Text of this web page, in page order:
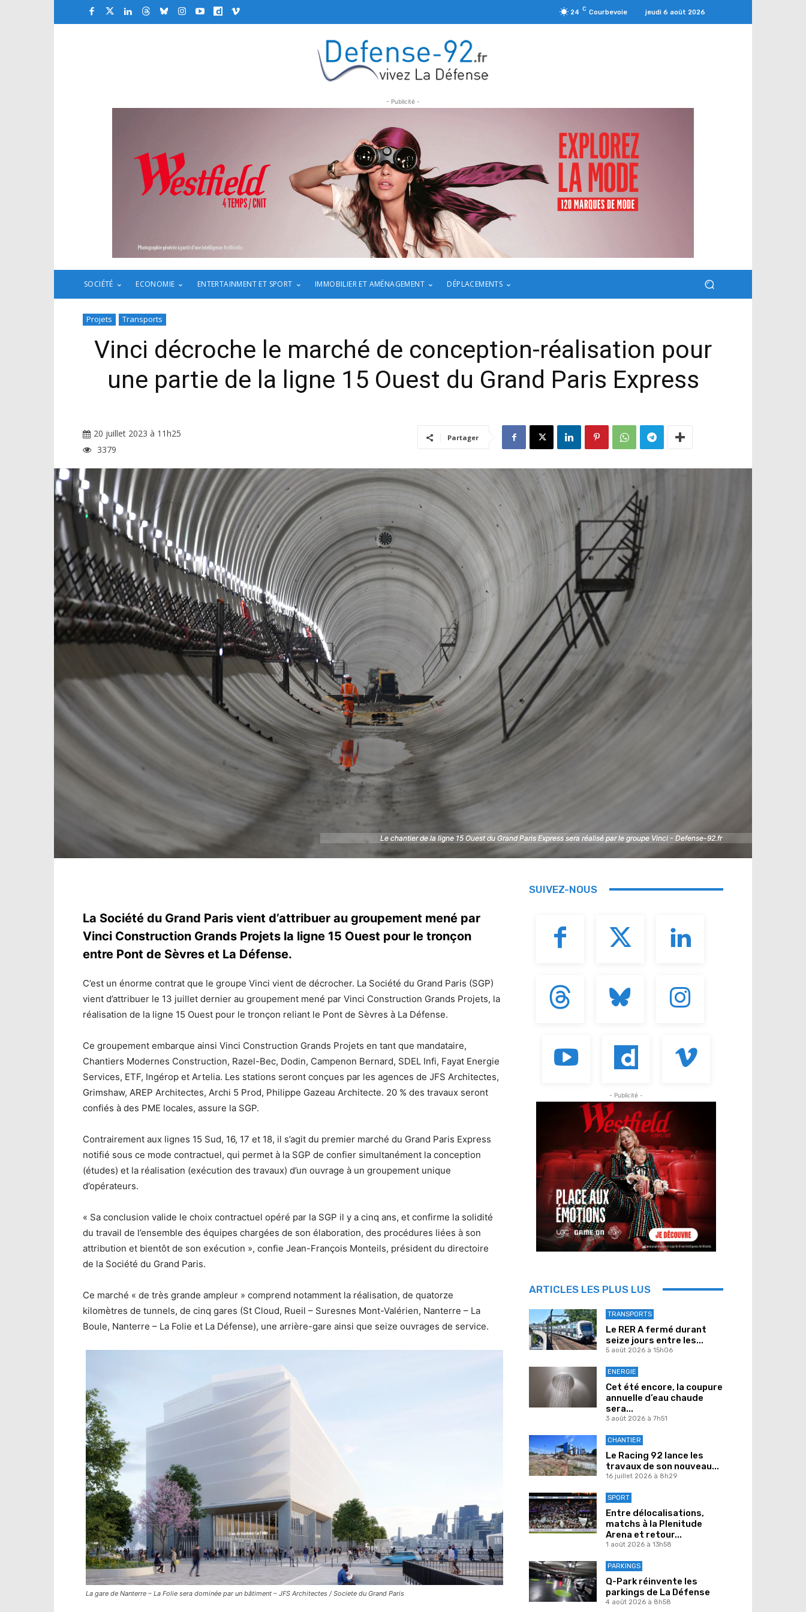
24 C Courbevoie jeudi 6 août 2026
- Publicité -
SOCIÉTÉ ECONOMIE ENTERTAINMENT ET SPORT IMMOBILIER ET AMÉNAGEMENT DÉPLACEMENTS
Projets Transports
Vinci décroche le marché de conception-réalisation pour
une partie de la ligne 15 Ouest du Grand Paris Express
20 juillet 2023 à 11h25
3379
Partager
Le chantier de la ligne 15 Ouest du Grand Paris Express sera réalisé par le groupe Vinci - Defense-92.fr
Le chantier de la ligne 15 Ouest du Grand Paris Express sera réalisé par le groupe Vinci - Defense-92.fr
La Société du Grand Paris vient d’attribuer au groupement mené par
Vinci Construction Grands Projets la ligne 15 Ouest pour le tronçon
entre Pont de Sèvres et La Défense.
C’est un énorme contrat que le groupe Vinci vient de décrocher. La Société du Grand Paris (SGP)
vient d’attribuer le 13 juillet dernier au groupement mené par Vinci Construction Grands Projets, la
réalisation de la ligne 15 Ouest pour le tronçon reliant le Pont de Sèvres à La Défense.
Ce groupement embarque ainsi Vinci Construction Grands Projets en tant que mandataire,
Chantiers Modernes Construction, Razel-Bec, Dodin, Campenon Bernard, SDEL Infi, Fayat Energie
Services, ETF, Ingérop et Artelia. Les stations seront conçues par les agences de JFS Architectes,
Grimshaw, AREP Architectes, Archi 5 Prod, Philippe Gazeau Architecte. 20 % des travaux seront
confiés à des PME locales, assure la SGP.
Contrairement aux lignes 15 Sud, 16, 17 et 18, il s’agit du premier marché du Grand Paris Express
notifié sous ce mode contractuel, qui permet à la SGP de confier simultanément la conception
(études) et la réalisation (exécution des travaux) d’un ouvrage à un groupement unique
d’opérateurs.
« Sa conclusion valide le choix contractuel opéré par la SGP il y a cinq ans, et confirme la solidité
du travail de l’ensemble des équipes chargées de son élaboration, des procédures liées à son
attribution et bientôt de son exécution », confie Jean-François Monteils, président du directoire
de la Société du Grand Paris.
Ce marché « de très grande ampleur » comprend notamment la réalisation, de quatorze
kilomètres de tunnels, de cinq gares (St Cloud, Rueil – Suresnes Mont-Valérien, Nanterre – La
Boule, Nanterre – La Folie et La Défense), une arrière-gare ainsi que seize ouvrages de service.
La gare de Nanterre – La Folie sera dominée par un bâtiment – JFS Architectes / Societe du Grand Paris
SUIVEZ-NOUS
- Publicité -
ARTICLES LES PLUS LUS
TRANSPORTS
Le RER A fermé durant
seize jours entre les...
5 août 2026 à 15h06
ENERGIE
Cet été encore, la coupure
annuelle d’eau chaude
sera...
3 août 2026 à 7h51
CHANTIER
Le Racing 92 lance les
travaux de son nouveau...
16 juillet 2026 à 8h29
SPORT
Entre délocalisations,
matchs à la Plenitude
Arena et retour...
1 août 2026 à 13h58
PARKINGS
Q-Park réinvente les
parkings de La Défense
4 août 2026 à 8h58